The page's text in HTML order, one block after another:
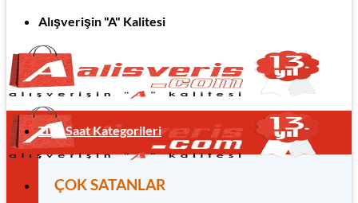
Alışverişin "A" Kalitesi
Tüm Saat Kategorileri
ÇOK SATANLAR